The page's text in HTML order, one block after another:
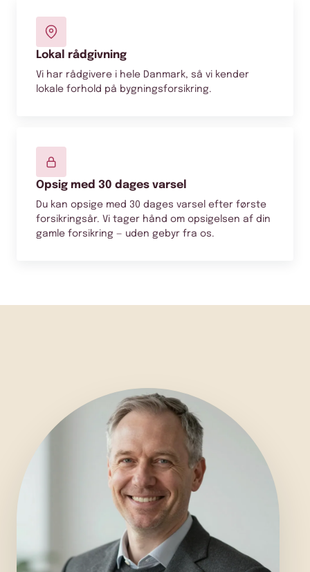
Lokal rådgivning
Vi har rådgivere i hele Danmark, så vi kender
lokale forhold på bygningsforsikring.
Opsig med 30 dages varsel
Du kan opsige med 30 dages varsel efter første
forsikringsår. Vi tager hånd om opsigelsen af din
gamle forsikring — uden gebyr fra os.